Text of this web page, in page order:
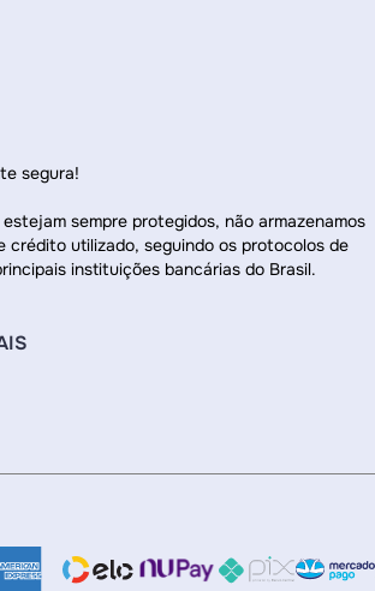
segura!
sempre protegidos, não armazenamos
crédito utilizado, seguindo os protocolos de
instituições bancárias do Brasil.